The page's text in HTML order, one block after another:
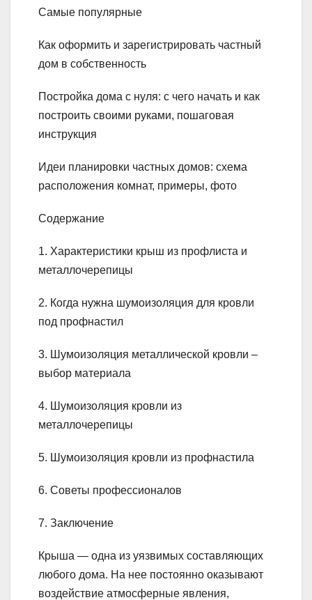
Самые популярные
Как оформить и зарегистрировать частный
дом в собственность
Постройка дома с нуля: с чего начать и как
построить своими руками, пошаговая
инструкция
Идеи планировки частных домов: схема
расположения комнат, примеры, фото
Содержание
1. Характеристики крыш из профлиста и
металлочерепицы
2. Когда нужна шумоизоляция для кровли
под профнастил
3. Шумоизоляция металлической кровли –
выбор материала
4. Шумоизоляция кровли из
металлочерепицы
5. Шумоизоляция кровли из профнастила
6. Советы профессионалов
7. Заключение
Крыша — одна из уязвимых составляющих
любого дома. На нее постоянно оказывают
воздействие атмосферные явления,